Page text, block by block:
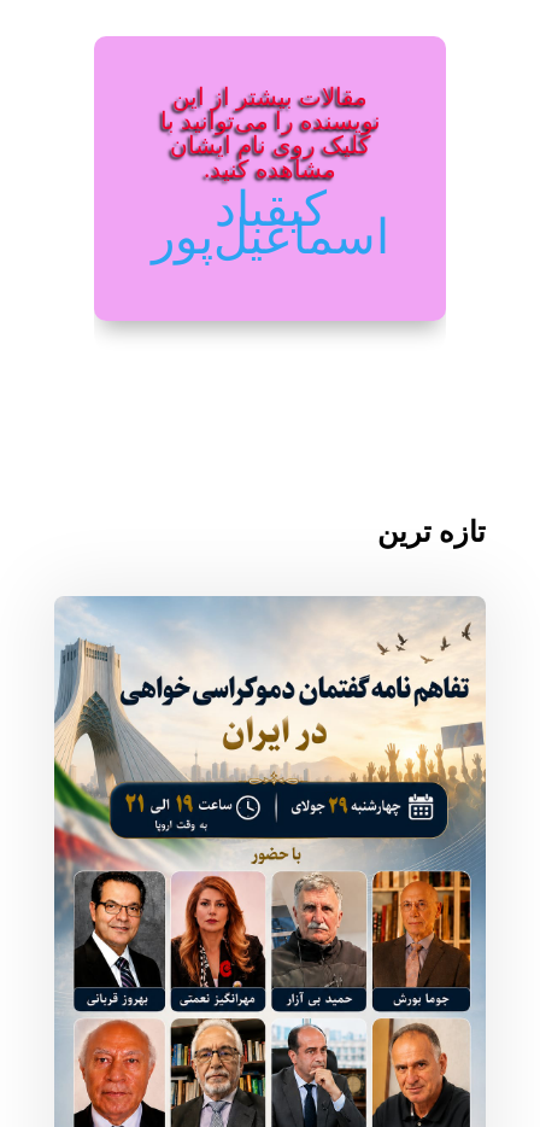
مقالات بیشتر از این
نویسنده را می‌توانید با
کلیک روی نام ایشان
مشاهده کنید.
کیقباد
اسماعیل‌پور
تازه ترین